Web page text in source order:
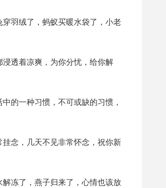
羽绒了，蚂蚁买暖水袋了，小老
透着凉爽，为你分忧，给你解
的一种习惯，不可或缺的习惯，
念，几天不见非常怀念，祝你新
冻了，燕子归来了，心情也该放